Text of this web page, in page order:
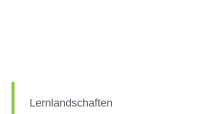
Lernlandschaften